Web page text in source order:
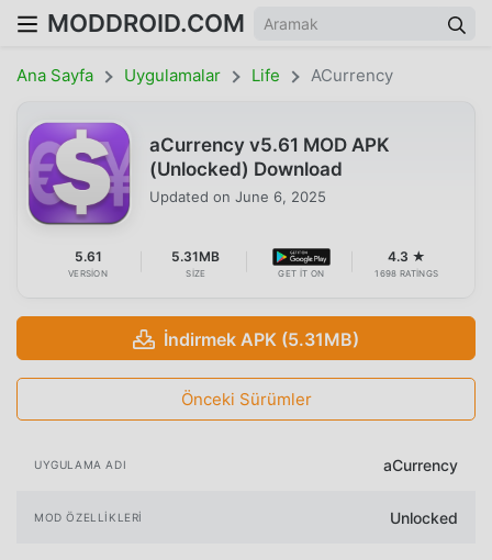
MODDROID.COM
Ana Sayfa Uygulamalar Life ACurrency
aCurrency v5.61 MOD APK
(Unlocked) Download
Updated on June 6, 2025
5.61
VERSION
5.31MB
SIZE GET IT ON
4.3 ★
1698 RATINGS
İndirmek APK (5.31MB)
Önceki Sürümler
UYGULAMA ADI aCurrency
MOD ÖZELLIKLERI Unlocked